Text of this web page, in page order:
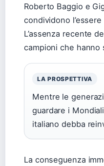
Roberto Baggio e
condividono
L’assenza recente
campioni che
LA PROSPETTIVA
Mentre le
guardare i
italiano debba
La conseguenza